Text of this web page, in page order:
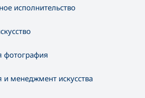
исполнительство
фотография
и менеджмент искусства